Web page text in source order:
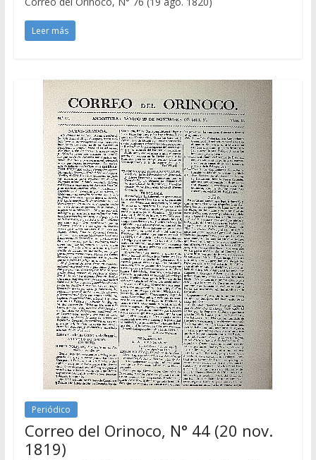
Leer más
Periódico
Correo del Orinoco, N° 44 (20 nov.
1819)